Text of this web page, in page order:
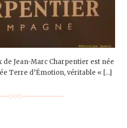
de Jean-Marc Charpentier est née
Terre d’Émotion, véritable « […]